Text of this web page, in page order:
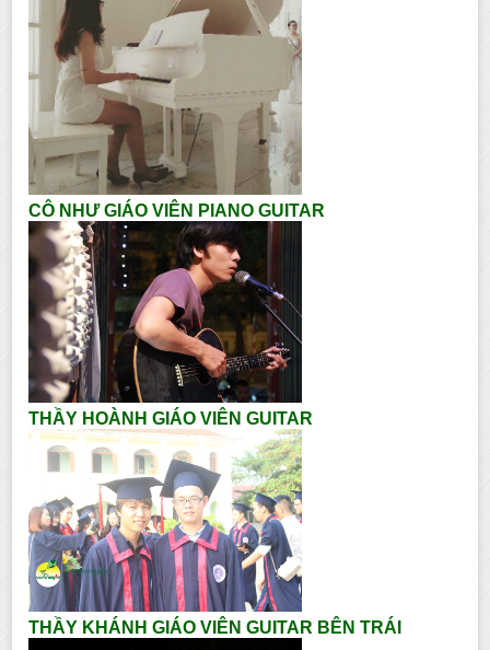
CÔ NHƯ GIÁO VIÊN PIANO GUITAR
THẦY HOÀNH GIÁO VIÊN GUITAR
THẦY KHÁNH GIÁO VIÊN GUITAR BÊN TRÁI